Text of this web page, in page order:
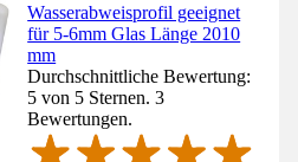
Wasserabweisprofil geeignet
für 5-6mm Glas Länge 2010
mm
Durchschnittliche Bewertung:
5 von 5 Sternen. 3
Bewertungen.